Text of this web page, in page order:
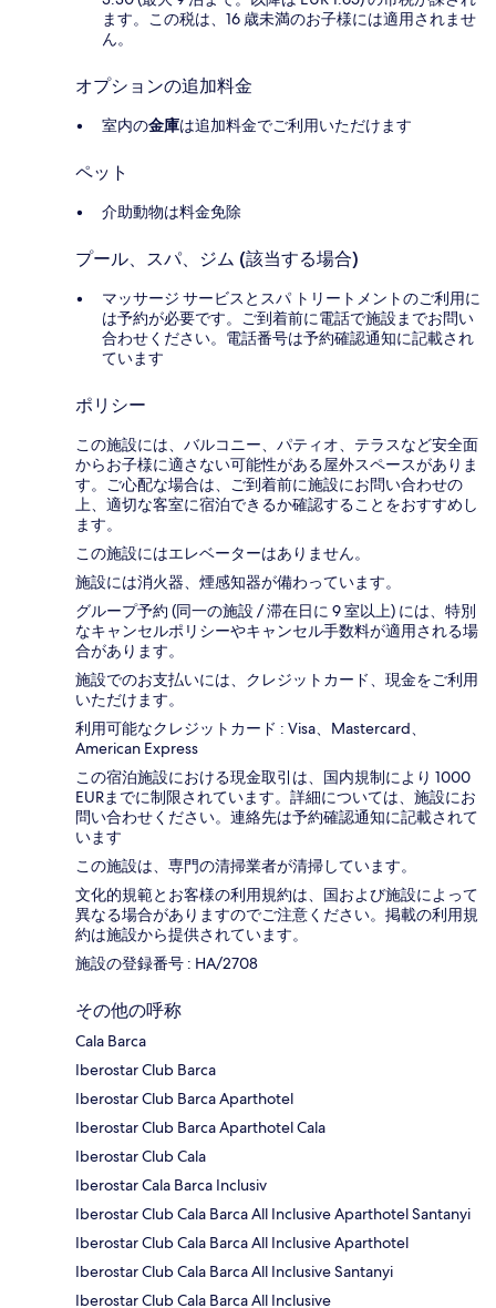
ます。この税は、16 歳未満のお子様には適用されませ
ん。
オプションの追加料金
室内の金庫は追加料金でご利用いただけます
ペット
介助動物は料金免除
プール、スパ、ジム (該当する場合)
マッサージ サービスとスパ トリートメントのご利用に
は予約が必要です。ご到着前に電話で施設までお問い
合わせください。電話番号は予約確認通知に記載され
ています
ポリシー
この施設には、バルコニー、パティオ、テラスなど安全面
からお子様に適さない可能性がある屋外スペースがありま
す。ご心配な場合は、ご到着前に施設にお問い合わせの
上、適切な客室に宿泊できるか確認することをおすすめし
ます。
この施設にはエレベーターはありません。
施設には消火器、煙感知器が備わっています。
グループ予約 (同一の施設 / 滞在日に 9 室以上) には、特別
なキャンセルポリシーやキャンセル手数料が適用される場
合があります。
施設でのお支払いには、クレジットカード、現金をご利用
いただけます。
利用可能なクレジットカード : Visa、Mastercard、
American Express
この宿泊施設における現金取引は、国内規制により 1000
EURまでに制限されています。詳細については、施設にお
問い合わせください。連絡先は予約確認通知に記載されて
います
この施設は、専門の清掃業者が清掃しています。
文化的規範とお客様の利用規約は、国および施設によって
異なる場合がありますのでご注意ください。掲載の利用規
約は施設から提供されています。
施設の登録番号 : HA/2708
その他の呼称
Cala Barca
Iberostar Club Barca
Iberostar Club Barca Aparthotel
Iberostar Club Barca Aparthotel Cala
Iberostar Club Cala
Iberostar Cala Barca Inclusiv
Iberostar Club Cala Barca All Inclusive Aparthotel Santanyi
Iberostar Club Cala Barca All Inclusive Aparthotel
Iberostar Club Cala Barca All Inclusive Santanyi
Iberostar Club Cala Barca All Inclusive